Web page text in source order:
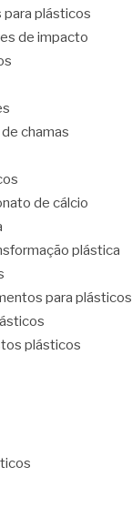
plásticos
de impacto
chamas
de cálcio
plástica
para plásticos
plásticos